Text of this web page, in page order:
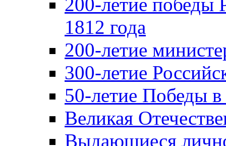
1812 года
200-летие
300-летие
50-летие Победы
Великая
Выдающиеся